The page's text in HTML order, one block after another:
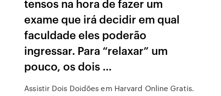
tensos na hora de fazer um
exame que irá decidir em qual
faculdade eles poderão
ingressar. Para “relaxar” um
pouco, os dois …
Assistir Dois Doidões em Harvard Online Gratis.